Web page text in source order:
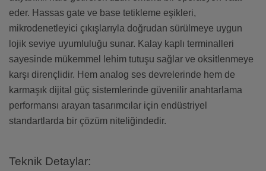
eder. Hassas gate ve base tetikleme eşikleri,
mikrodenetleyici çıkışlarıyla doğrudan sürülmeye uygun
lojik seviye uyumluluğu sunar. Kalay kaplı terminalleri
sayesinde mükemmel lehim tutuşu sağlar ve oksitlenmeye
karşı dirençlidir. Hem analog ses devrelerinde hem de
karmaşık dijital güç sistemlerinde güvenilir anahtarlama
performansı arayan tasarımcılar için endüstriyel
standartlarda bir çözüm niteliğindedir.
Teknik Detaylar: